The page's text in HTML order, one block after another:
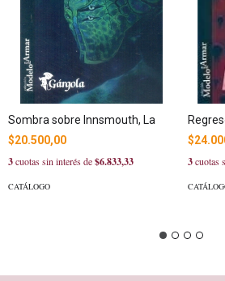
Sombra sobre Innsmouth, La
$20.500,00
3cuotas sin interés de$6.833,33
CATÁLOGO
3cuotas